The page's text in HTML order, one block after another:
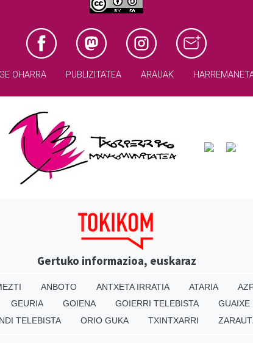
OHARRA PUBLIZITATEA ARAUAK
Gertuko informazioa, euskaraz
ANBOTO ANTXETA IRRATIA ATARIA
GEURIA GOIENA GOIERRI TELEBISTA GUAIXE
TELEBISTA ORIO GUKA TXINTXARRI